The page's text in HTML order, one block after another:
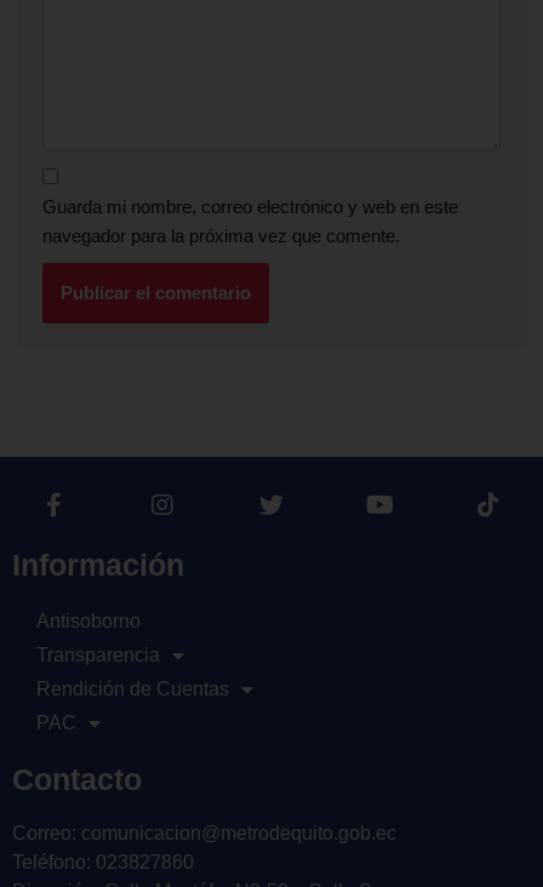
Guarda mi nombre, correo electrónico y web en este
navegador para la próxima vez que comente.
Información
Antisoborno
Transparencia
Rendición de Cuentas
PAC
Contacto
Correo: comunicacion@metrodequito.gob.ec
Teléfono: 023827860